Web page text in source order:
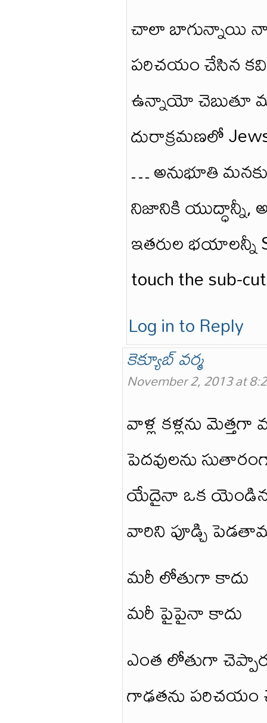
చాలా బాగున్నాయి
పరిచయం చేసిన
ఉన్నాయో చెబుతూ
దురాక్రమణలో
… అనుభూతి మనకు
నిజానికి యుద్ధాన్నీ,
ఇతరుల భయాలన్నీ
touch the sub-
Log in to Reply
కెక్యూబ్ వర్మ
November 2, 2013 at
వాళ్ల కళ్లను
పెదవులను
యేదైనా ఒక యెండిన
వారిని పూడ్చి
మరీ లోతుగా కాదు
మరీ పైపైనా కాదు
ఎంత లోతుగా
గాఢతను పరిచయం